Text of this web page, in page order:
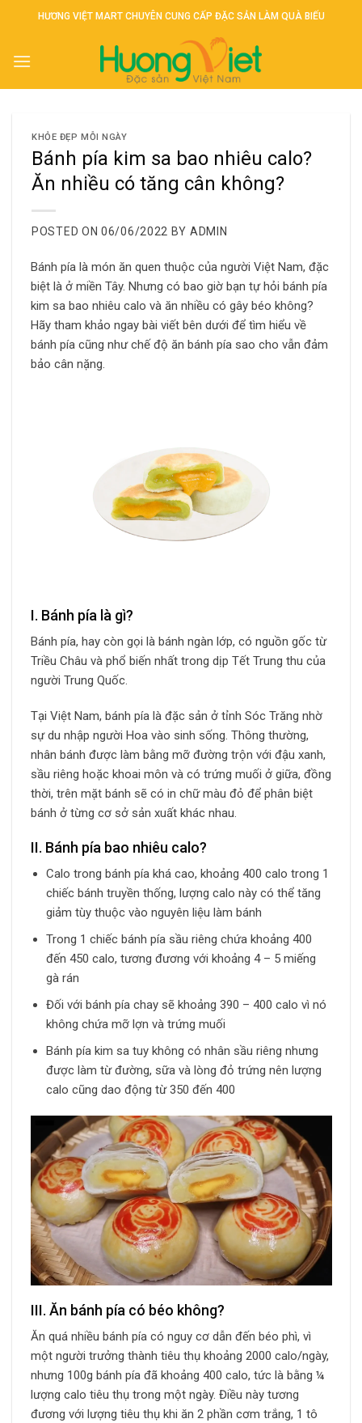
HƯƠNG VIỆT MART CHUYÊN CUNG CẤP ĐẶC SẢN LÀM QUÀ BIẾU
KHỎE ĐẸP MỖI NGÀY
Bánh pía kim sa bao nhiêu calo?
Ăn nhiều có tăng cân không?
POSTED ON 06/06/2022 BY ADMIN
Bánh pía là món ăn quen thuộc của người Việt Nam, đặc
biệt là ở miền Tây. Nhưng có bao giờ bạn tự hỏi bánh pía
kim sa bao nhiêu calo và ăn nhiều có gây béo không?
Hãy tham khảo ngay bài viết bên dưới để tìm hiểu về
bánh pía cũng như chế độ ăn bánh pía sao cho vẫn đảm
bảo cân nặng.
I. Bánh pía là gì?
Bánh pía, hay còn gọi là bánh ngàn lớp, có nguồn gốc từ
Triều Châu và phổ biến nhất trong dịp Tết Trung thu của
người Trung Quốc.
Tại Việt Nam, bánh pía là đặc sản ở tỉnh Sóc Trăng nhờ
sự du nhập người Hoa vào sinh sống. Thông thường,
nhân bánh được làm bằng mỡ đường trộn với đậu xanh,
sầu riêng hoặc khoai môn và có trứng muối ở giữa, đồng
thời, trên mặt bánh sẽ có in chữ màu đỏ để phân biệt
bánh ở từng cơ sở sản xuất khác nhau.
II. Bánh pía bao nhiêu calo?
Calo trong bánh pía khá cao, khoảng 400 calo trong 1
chiếc bánh truyền thống, lượng calo này có thể tăng
giảm tùy thuộc vào nguyên liệu làm bánh
Trong 1 chiếc bánh pía sầu riêng chứa khoảng 400
đến 450 calo, tương đương với khoảng 4 – 5 miếng
gà rán
Đối với bánh pía chay sẽ khoảng 390 – 400 calo vì nó
không chứa mỡ lợn và trứng muối
Bánh pía kim sa tuy không có nhân sầu riêng nhưng
được làm từ đường, sữa và lòng đỏ trứng nên lượng
calo cũng dao động từ 350 đến 400
III. Ăn bánh pía có béo không?
Ăn quá nhiều bánh pía có nguy cơ dẫn đến béo phì, vì
một người trưởng thành tiêu thụ khoảng 2000 calo/ngày,
nhưng 100g bánh pía đã khoảng 400 calo, tức là bằng ¼
lượng calo tiêu thụ trong một ngày. Điều này tương
đương với lượng tiêu thụ khi ăn 2 phần cơm trắng, 1 tô